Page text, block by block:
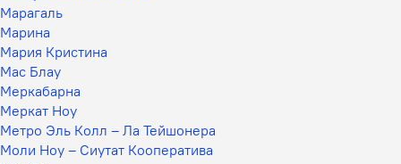
Марагаль
Марина
Мария Кристина
Мас Блау
Меркабарна
Меркат Ноу
Метро Эль Колл – Ла Тейшонера
Моли Ноу – Сиутат Кооператива